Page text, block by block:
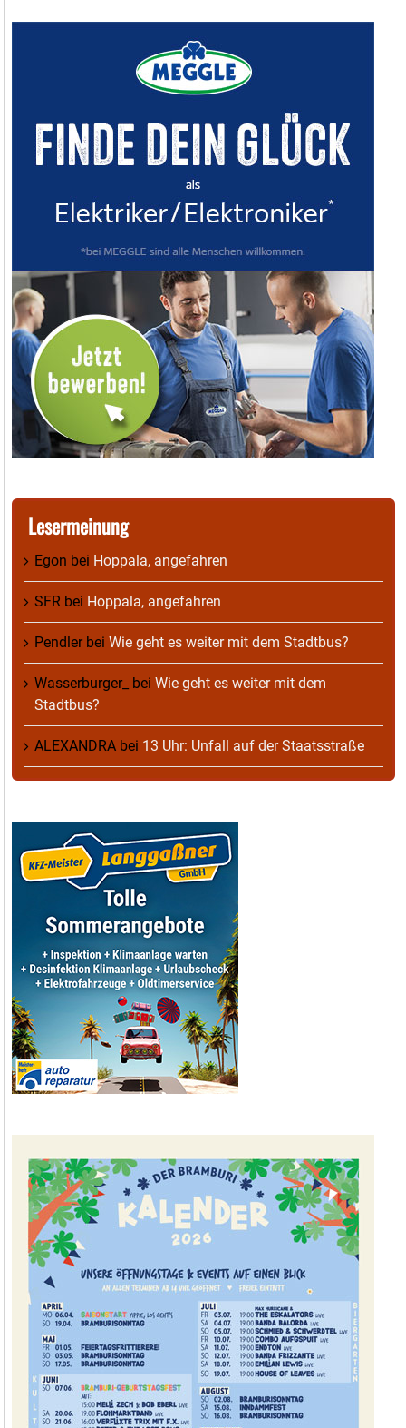
Lesermeinung
Egon bei Hoppala, angefahren
SFR bei Hoppala, angefahren
Pendlerbei Wie geht es weiter mit dem Stadtbus?
Wasserburger_ bei Wie geht es weiter mit dem
Stadtbus?
ALEXANDRA bei 13 Uhr: Unfall auf der Staatsstraße